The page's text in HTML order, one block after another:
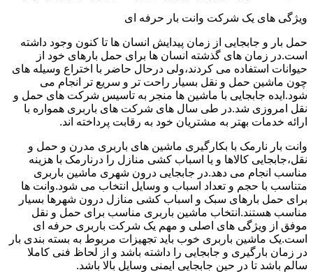
ویژگی های یک شرکت وانت بار حرفه ای
حمل بار و جابجایی از زمان پیدایش انسان ها تا کنون وجود داشته
است.در زمان های گذشته انسان ها برای حمل بارهای خود از
حیوانات استفاده می کردند،ولی درحال حاضر با اختراع وسیله های
چون ماشین حمل و نقل بسیار راحت تر و سریع تر انجام می
شود.ایده جابجایی با ماشین ها منجر به تاسیس شرکت های حمل و
نقل امروزی شد.در طی سال های شرکت های باربری همواره با
ارائه خدمات بهتر به مشتریان خود به رقابت پرداخته اند.
وانت بار نارمک با بکارگیری ماشین های باربری مدرن و حمل و
نقل،جابجایی کالاها و یا اسباب کشی منازل را درنارمک با هزینه
مناسب انجام می دهد.در جابجایی درون شهری ماشین باربری
متناسب با حجم و تعداد اسباب و وسایل انتخاب می شود.وانت ها
برای حمل بارهای سبک و اسباب کشی منازل درون شهرها بسیار
مناسب هستند.انتخاب ماشین باربری مناسب برای حمل و نقل
موفق از ویژگی های اصلی و مهم یک شرکت باربری حرفه ای
است.یک ماشین باربری خوب باید تجهیزات مربوط به بسته بندی بار
در زمان بارگیری و جابجایی را داشته باشد و از لحاظ فنی کاملا
سالم باشد تا در حین جابجایی ایمنی وسایل بالا باشد.